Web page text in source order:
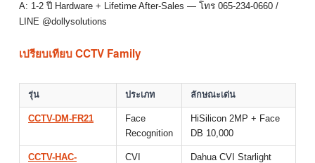
A: 1-2 ปี Hardware + Lifetime After-Sales — โทร 065-234-0660 /
LINE @dollysolutions
เปรียบเทียบ CCTV Family
รุ่น ประเภท ลักษณะเด่น
CCTV-DM-FR21
Face
Recognition
HiSilicon 2MP + Face
DB 10,000
CCTV-HAC-
CVI
Dahua CVI Starlight